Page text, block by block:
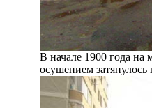
В начале 1900 года на
осушением затянулось